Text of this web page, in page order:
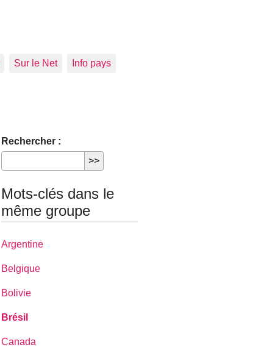
Sur le Net Info pays
Rechercher :
Mots-clés dans le
même groupe
Argentine
Belgique
Bolivie
Brésil
Canada